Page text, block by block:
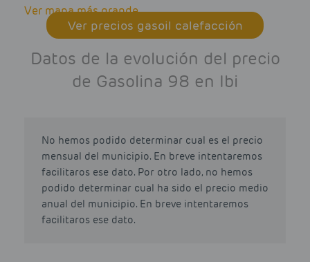
Ver mapa más grande
Ver precios gasoil calefacción
Datos de la evolución del precio
de Gasolina 98 en Ibi
No hemos podido determinar cual es el precio
mensual del municipio. En breve intentaremos
facilitaros ese dato. Por otro lado, no hemos
podido determinar cual ha sido el precio medio
anual del municipio. En breve intentaremos
facilitaros ese dato.